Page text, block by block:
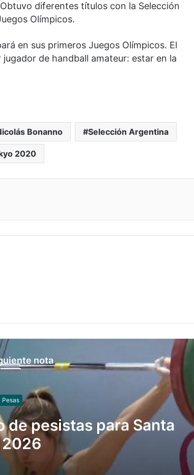
diferentes títulos con la Selección
Olímpicos.
en sus primeros Juegos Olímpicos. El
de handball amateur: estar en la
Bonanno Selección Argentina
2020
nota
Pesas
de pesistas para Santa
2026